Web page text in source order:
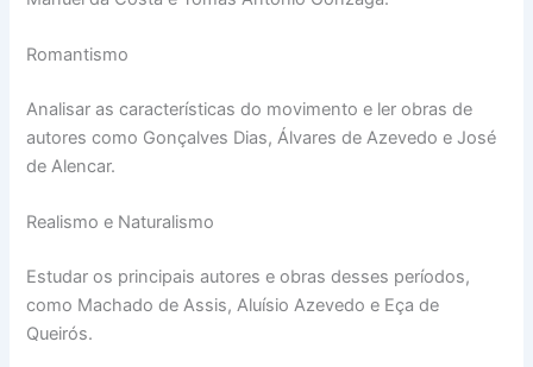
Romantismo
Analisar as características do movimento e ler obras de
autores como Gonçalves Dias, Álvares de Azevedo e José
de Alencar.
Realismo e Naturalismo
Estudar os principais autores e obras desses períodos,
como Machado de Assis, Aluísio Azevedo e Eça de
Queirós.